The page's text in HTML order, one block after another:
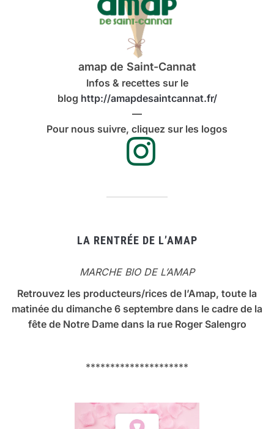
amap de Saint-Cannat
Infos & recettes sur le
blog http://amapdesaintcannat.fr/
—
Pour nous suivre, cliquez sur les logos
LA RENTRÉE DE L’AMAP
MARCHE BIO DE L’AMAP
Retrouvez les producteurs/rices de l’Amap, toute la
matinée du dimanche 6 septembre dans le cadre de la
fête de Notre Dame dans la rue Roger Salengro
*********************